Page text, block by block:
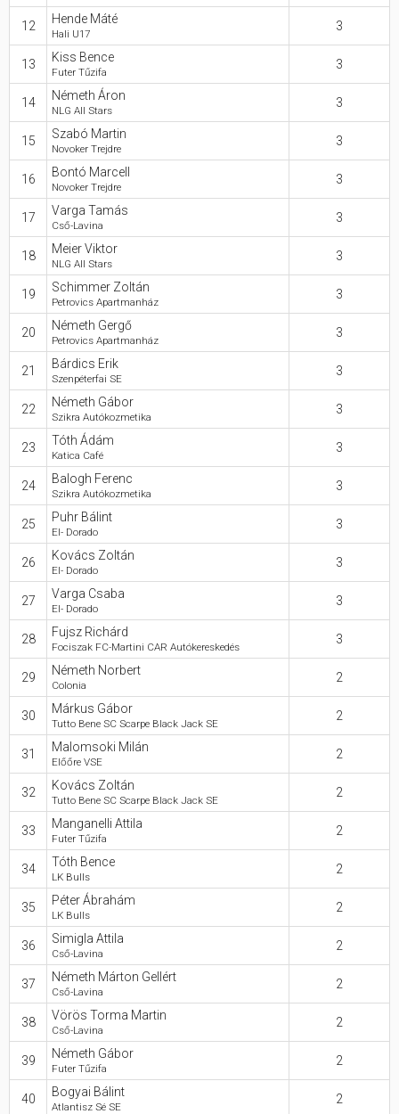
12 Hende Máté
Hali U17
3
13 Kiss Bence
Futer Tűzifa
3
14 Németh Áron
NLG All Stars
3
15 Szabó Martin
Novoker Trejdre
3
16 Bontó Marcell
Novoker Trejdre
3
17 Varga Tamás
Cső-Lavina
3
18 Meier Viktor
NLG All Stars
3
19 Schimmer Zoltán
Petrovics Apartmanház
3
20 Németh Gergő
Petrovics Apartmanház
3
21 Bárdics Erik
Szenpéterfai SE
3
22 Németh Gábor
Szikra Autókozmetika
3
23 Tóth Ádám
Katica Café
3
24 Balogh Ferenc
Szikra Autókozmetika
3
25 Puhr Bálint
El- Dorado
3
26 Kovács Zoltán
El- Dorado
3
27 Varga Csaba
El- Dorado
3
28 Fujsz Richárd
Fociszak FC-Martini CAR Autókereskedés
3
29 Németh Norbert
Colonia
2
30 Márkus Gábor
Tutto Bene SC Scarpe Black Jack SE
2
31 Malomsoki Milán
Előőre VSE
2
32 Kovács Zoltán
Tutto Bene SC Scarpe Black Jack SE
2
33 Manganelli Attila
Futer Tűzifa
2
34 Tóth Bence
LK Bulls
2
35 Péter Ábrahám
LK Bulls
2
36 Simigla Attila
Cső-Lavina
2
37 Németh Márton Gellért
Cső-Lavina
2
38 Vörös Torma Martin
Cső-Lavina
2
39 Németh Gábor
Futer Tűzifa
2
40 Bogyai Bálint
Atlantisz Sé SE
2